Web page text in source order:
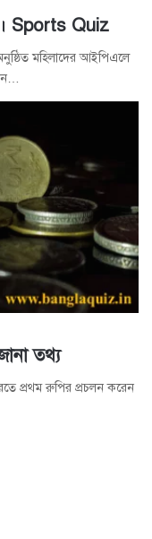
। Sports Quiz
মহিলাদের আইপিএলে
তথ্য
প্রথম রুপির প্রচলন করেন